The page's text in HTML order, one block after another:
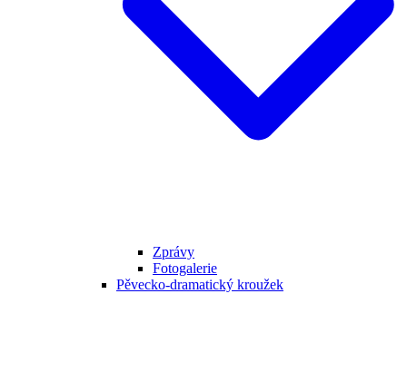
Zprávy
Fotogalerie
Pěvecko-dramatický kroužek